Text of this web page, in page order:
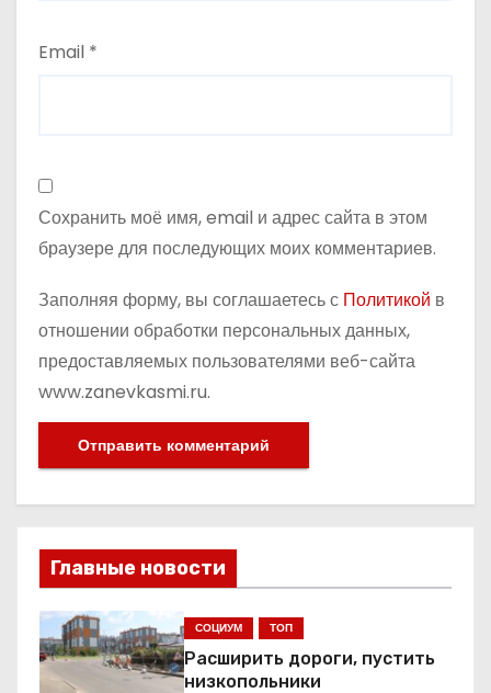
Email *
Сохранить моё имя, email и адрес сайта в этом
браузере для последующих моих комментариев.
Заполняя форму, вы соглашаетесь с Политикой в
отношении обработки персональных данных,
предоставляемых пользователями веб-сайта
www.zanevkasmi.ru.
Главные новости
СОЦИУМ ТОП
Расширить дороги, пустить
низкопольники